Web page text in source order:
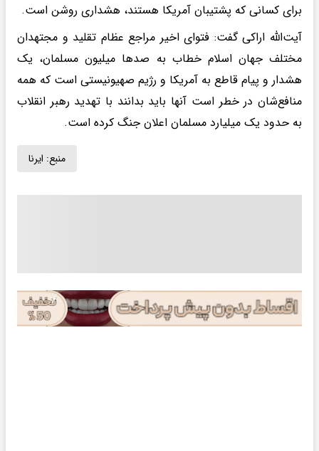
برای کسانی که پشتیبان آمریکا هستند، هشداری روشن است.
آیت‌الله اراکی گفت: فتوای اخیر مراجع عظام تقلید و مجتهدان
مختلف جهان اسلام خطاب به صدها میلیون مسلمان، یک
هشدار و پیام قاطع به آمریکا و رژیم صهیونیستی است که همه
منافع‌شان در خطر است آنها باید بدانند با تهدید رهبر انقلاب
به حدود یک میلیارد مسلمان اعلان جنگ کرده است.
منبع: ایرنا